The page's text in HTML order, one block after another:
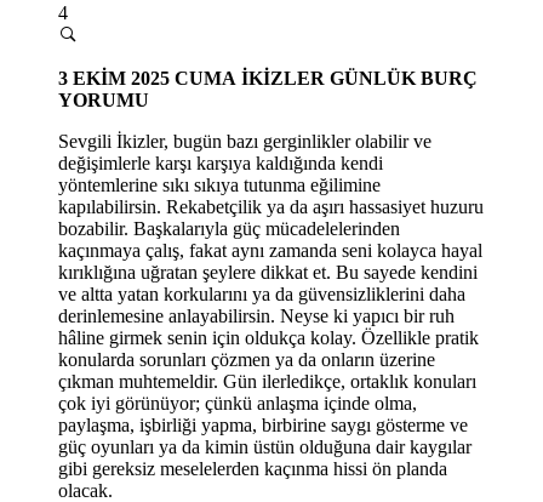
4
3 EKİM 2025 CUMA İKİZLER GÜNLÜK BURÇ
YORUMU
Sevgili İkizler, bugün bazı gerginlikler olabilirve
değişimlerle karşı karşıya kaldığında kendi
yöntemlerine sıkı sıkıya tutunma eğilimine
kapılabilirsin. Rekabetçilik ya da aşırı hassasiyet huzuru
bozabilir. Başkalarıyla güç mücadelelerinden
kaçınmaya çalış, fakat aynı zamanda seni kolayca hayal
kırıklığına uğratan şeylere dikkat et. Bu sayede kendini
ve altta yatan korkularını ya da güvensizliklerini daha
derinlemesine anlayabilirsin. Neyse ki yapıcı bir ruh
hâline girmek senin için oldukça kolay. Özellikle pratik
konularda sorunları çözmen ya da onların üzerine
çıkman muhtemeldir. Gün ilerledikçe, ortaklık konuları
çok iyi görünüyor; çünkü anlaşma içinde olma,
paylaşma, işbirliği yapma, birbirine saygı gösterme ve
güç oyunları ya da kimin üstün olduğuna dair kaygılar
gibi gereksiz meselelerden kaçınma hissi ön planda
olacak.